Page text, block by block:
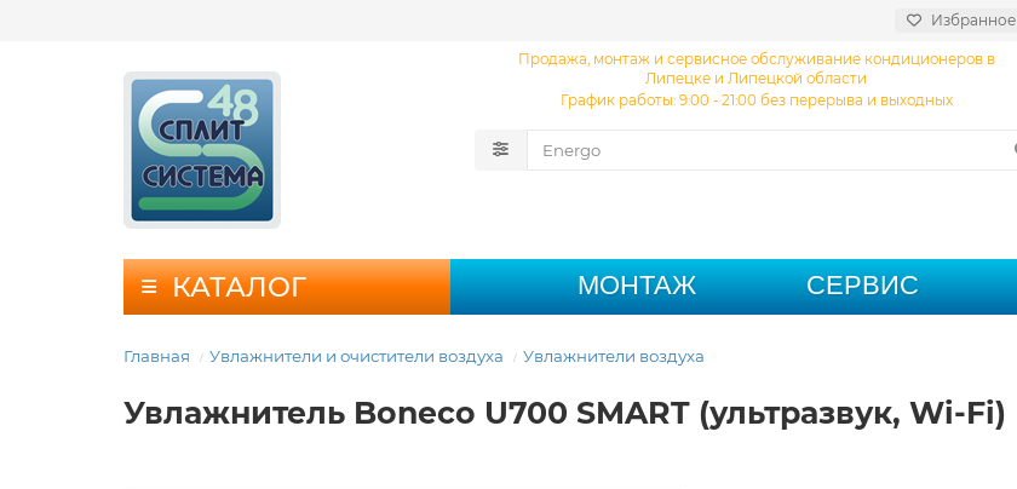
Избранное
Продажа, монтаж и сервисное обслуживание кондиционеров в
Липецке и Липецкой области
График работы: 9:00 - 21:00 без перерыва и выходных
КАТАЛОГ МОНТАЖ СЕРВИС
Главная Увлажнители и очистители воздуха Увлажнители воздуха
Увлажнитель Boneco U700 SMART (ультразвук, Wi-Fi)